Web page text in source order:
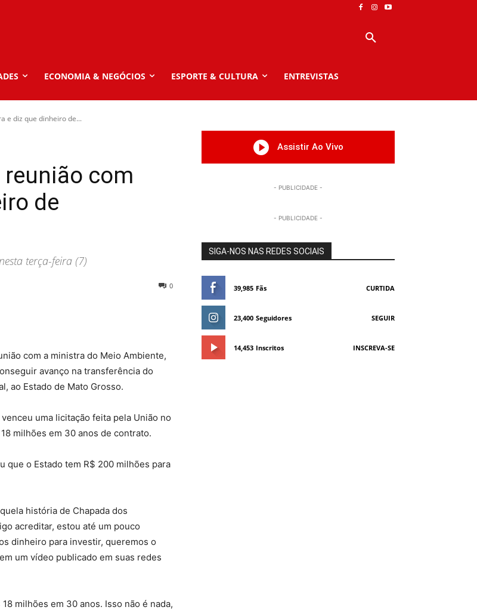
ECONOMIA & NEGÓCIOS ESPORTE & CULTURA ENTREVISTAS
e diz que dinheiro de...
reunião com
de
terça-feira (7)
0
com a ministra do Meio Ambiente,
avanço na transferência do
ao Estado de Mato Grosso.
uma licitação feita pela União no
milhões em 30 anos de contrato.
que o Estado tem R$ 200 milhões para
história de Chapada dos
acreditar, estou até um pouco
dinheiro para investir, queremos o
um vídeo publicado em suas redes
milhões em 30 anos. Isso não é nada,
Assistir Ao Vivo
- PUBLICIDADE -
- PUBLICIDADE -
SIGA-NOS NAS REDES SOCIAIS
39,985 Fãs CURTIDA
23,400 Seguidores SEGUIR
14,453 Inscritos INSCREVA-SE